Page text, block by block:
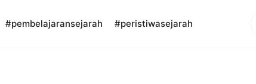
#pembelajaransejarah #peristiwasejarah